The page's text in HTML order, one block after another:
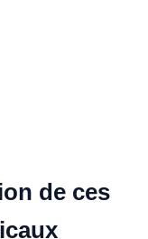
de ces